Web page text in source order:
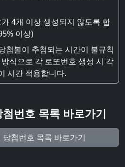
4개 이상 생성되지 않도록 합
이상)
첨볼이 추첨되는 시간이 불규칙
식으로 각 로또번호 생성 시 각
시간 적용합니다.
번호 목록 바로가기
첨번호 목록 바로가기